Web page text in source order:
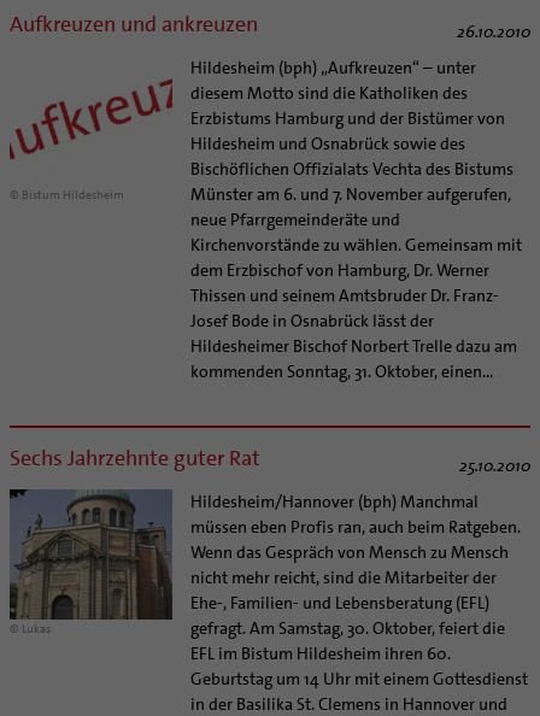
Ehe - Familie - Geschlechtergerechtigkeit
Kategoriale und Diakonale Seelsorge
Polizei- und Feuerwehr
Gefängnisseelsorge
Veranstaltungen
Aufbrüche in der Kirche
Ehrenamtliche
KirchenZeitung online
Verwaltungsbeauftragte / Verwaltungsleitungen in
Pfarrgemeinden
Aufkreuzen und ankreuzen 26.10.2010
© Bistum Hildesheim
Hildesheim (bph) „Aufkreuzen“ – unter
diesem Motto sind die Katholiken des
Erzbistums Hamburg und der Bistümer von
Hildesheim und Osnabrück sowie des
Bischöflichen Offizialats Vechta des Bistums
Münster am 6. und 7. November aufgerufen,
neue Pfarrgemeinderäte und
Kirchenvorstände zu wählen. Gemeinsam mit
dem Erzbischof von Hamburg, Dr. Werner
Thissen und seinem Amtsbruder Dr. Franz-
Josef Bode in Osnabrück lässt der
Hildesheimer Bischof Norbert Trelle dazu am
kommenden Sonntag, 31. Oktober, einen...
Sechs Jahrzehnte guter Rat 25.10.2010
© Lukas
Hildesheim/Hannover (bph) Manchmal
müssen eben Profis ran, auch beim Ratgeben.
Wenn das Gespräch von Mensch zu Mensch
nicht mehr reicht, sind die Mitarbeiter der
Ehe-, Familien- und Lebensberatung (EFL)
gefragt. Am Samstag, 30. Oktober, feiert die
EFL im Bistum Hildesheim ihren 60.
Geburtstag um 14 Uhr mit einem Gottesdienst
in der Basilika St. Clemens in Hannover und